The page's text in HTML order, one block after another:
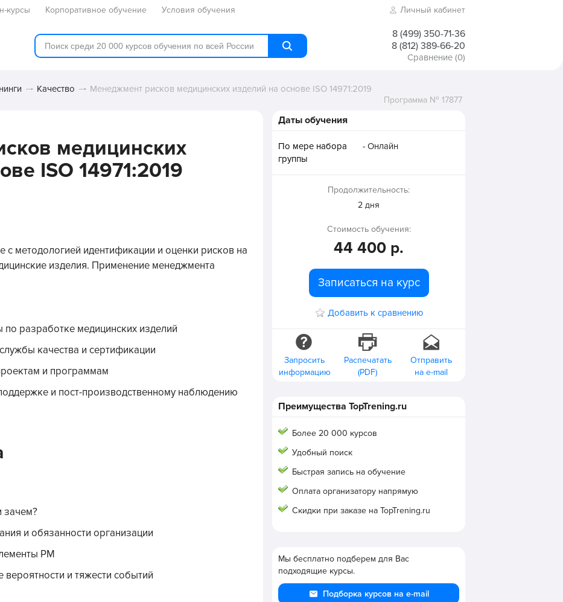
курсы Корпоративное обучение Условия обучения Личный кабинет
8 (499) 350-71-36
8 (812) 389-66-20
Сравнение (0)
Качество Менеджмент рисков медицинских изделий на основе ISO 14971:2019
медицинских
ISO 14971:2019
с методологией идентификации и оценки рисков на
изделия. Применение менеджмента
по разработке медицинских изделий
качества и сертификации
и программам
и пост-производственному наблюдению
зачем?
и обязанности организации
РМ
и тяжести событий
Программа № 17877
Даты обучения
По мере набора
группы
- Онлайн
Продолжительность:
2 дня
Стоимость обучения:
44 400 р.
Записаться на курс
Добавить к сравнению
Запросить
информацию
Распечатать
(PDF)
Отправить
на e-mail
Преимущества TopTrening.ru
Более 20 000 курсов
Удобный поиск
Быстрая запись на обучение
Оплата организатору напрямую
Скидки при заказе на TopTrening.ru
Мы бесплатно подберем для Вас
подходящие курсы.
Подборка курсов на e-mail